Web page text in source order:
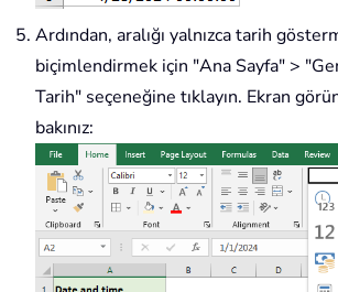
Ardından, aralığı yalnızca tarih
biçimlendirmek için "Ana Sayfa" >
Tarih" seçeneğine tıklayın. Ekran
bakınız: